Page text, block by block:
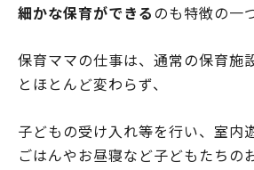
細かな保育ができるのも特徴の一
保育ママの仕事は、通常の保育施
とほとんど変わらず、
子どもの受け入れ等を行い、室内
ごはんやお昼寝など子どもたちの